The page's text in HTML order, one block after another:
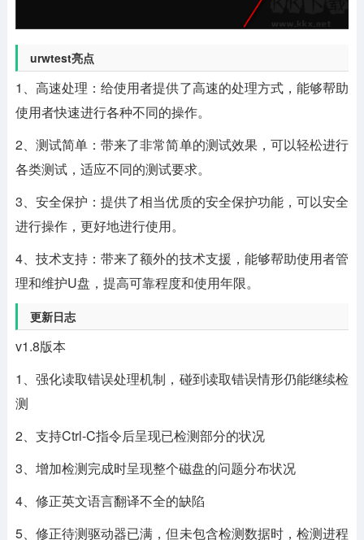
urwtest亮点
1、高速处理：给使用者提供了高速的处理方式，能够帮助
使用者快速进行各种不同的操作。
2、测试简单：带来了非常简单的测试效果，可以轻松进行
各类测试，适应不同的测试要求。
3、安全保护：提供了相当优质的安全保护功能，可以安全
进行操作，更好地进行使用。
4、技术支持：带来了额外的技术支援，能够帮助使用者管
理和维护U盘，提高可靠程度和使用年限。
更新日志
v1.8版本
1、强化读取错误处理机制，碰到读取错误情形仍能继续检
测
2、支持Ctrl-C指令后呈现已检测部分的状况
3、增加检测完成时呈现整个磁盘的问题分布状况
4、修正英文语言翻译不全的缺陷
5、修正待测驱动器已满，但未包含检测数据时，检测进程